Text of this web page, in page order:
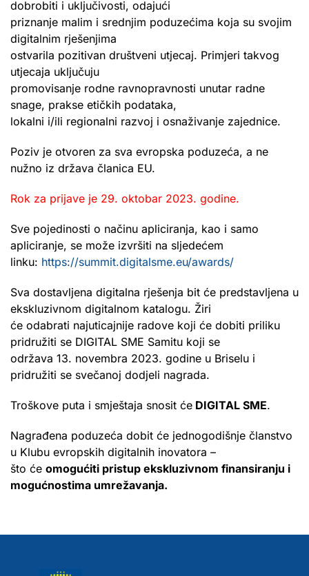
dobrobiti i uključivosti, odajući
priznanje malim i srednjim poduzećima koja su svojim
digitalnim rješenjima
ostvarila pozitivan društveni utjecaj. Primjeri takvog
utjecaja uključuju
promovisanje rodne ravnopravnosti unutar radne
snage, prakse etičkih podataka,
lokalni i/ili regionalni razvoj i osnaživanje zajednice.
Poziv je otvoren za sva evropska poduzeća, a ne
nužno iz država članica EU.
Rok za prijave je 29. oktobar 2023. godine.
Sve pojedinosti o načinu apliciranja, kao i samo
apliciranje, se može izvršiti na sljedećem
linku: https://summit.digitalsme.eu/awards/
Sva dostavljena digitalna rješenja bit će predstavljena u
ekskluzivnom digitalnom katalogu. Žiri
će odabrati najuticajnije radove koji će dobiti priliku
pridružiti se DIGITAL SME Samitu koji se
održava 13. novembra 2023. godine u Briselu i
pridružiti se svečanoj dodjeli nagrada.
Troškove puta i smještaja snosit će DIGITAL SME.
Nagrađena poduzeća dobit će jednogodišnje članstvo
u Klubu evropskih digitalnih inovatora –
što će omogućiti pristup ekskluzivnom finansiranju i
mogućnostima umrežavanja.